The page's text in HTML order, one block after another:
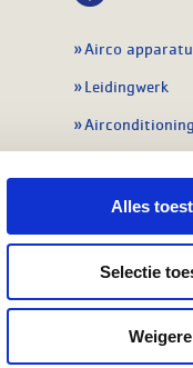
Alles
Selectie
Airco
Leidingwerk
Alle koeling